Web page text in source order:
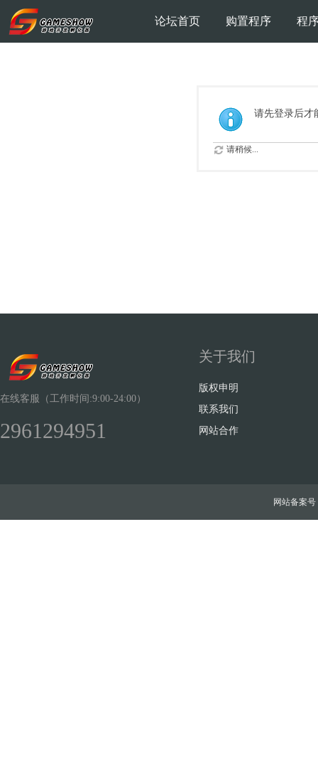
论坛首页 购置程序 程
请先登录后才
请稍候...
在线客服（工作时间:9:00-24:00）
2961294951
关于我们
版权申明
联系我们
网站合作
网站备案号